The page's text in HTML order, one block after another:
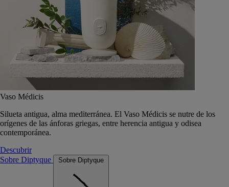
Vaso Médicis
Silueta antigua, alma mediterránea. El Vaso Médicis se nutre de los
orígenes de las ánforas griegas, entre herencia antigua y odisea
contemporánea.
Descubrir
Sobre Diptyque
Sobre Diptyque